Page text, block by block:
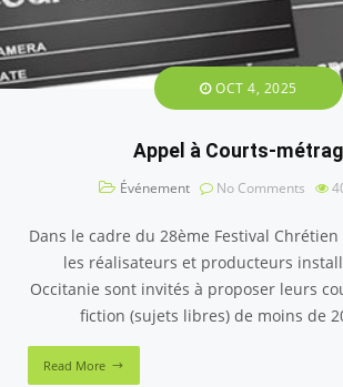
OCT 4, 2025
Appel à Courts-
Événement No Comments
Dans le cadre du 28ème Festival
les réalisateurs et producteurs
Occitanie sont invités à proposer leurs
fiction (sujets libres) de moins de
Read More